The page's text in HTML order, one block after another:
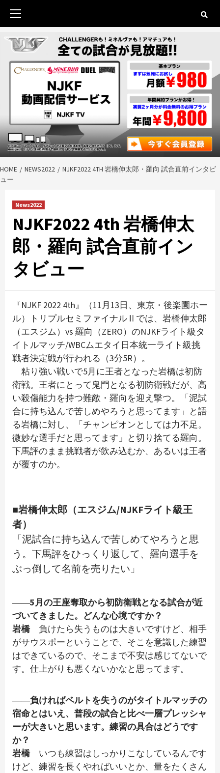
contentPrimary
HOME NEWS2022
NJKF2022 4TH 岩橋伸太郎・羅向 試合直前インタビ
ュー
News2022
NJKF2022 4th 岩橋伸太
郎・羅向 試合直前イン
タビュー
『NJKF 2022 4th』（11月13日、東京・後楽園ホー
ル）トリプルセミファイナルⅡでは、岩橋伸太郎
（エスジム）vs 羅向（ZERO）のNJKFライト級タ
イトルマッチ/WBCムエタイ日本統一ライト級挑
戦者決定戦が行われる（3分5R）。
粘り強い戦いで5月に王者となった岩橋は初防
衛戦。王者にとって鬼門となる初防衛戦だが、高
い殺傷能力を持つ難敵・羅向を迎え撃つ。「泥試
合に持ち込んで苦しめやろうと思ってます」と語
る岩橋に対し、「チャンピオンとしては力不足。
微妙な選手だと思ってます」と切り捨てる羅向。
下馬評のまま挑戦者が飲み込むか、あるいは王者
が覆すのか。
■岩橋伸太郎（エスジム/NJKFライト級王
者）
「泥試合に持ち込んで苦しめてやろうと思
う。下馬評をひっくり返して、羅向選手を
ぶっ倒して名前を売りたい」
――5月の王座奪取から初防衛戦となる試合が近
づいてきました。どんな心境ですか？
岩橋負けたら失うものは大きいですけど、相手
がサウスポーということで、そこを意識した練習
はできているので、そこまで不安は感じてないで
す。仕上がりも悪くないかなと思ってます。
――負ければベルトを失うのがタイトルマッチの
宿命とはいえ、普段の試合と比べ一層プレッシャ
ーが大きいと思います。練習の具合はどうです
か？
岩橋いつも練習はしっかりこなしているんです
けど、練習を長くやればいいとか、量をたくさん